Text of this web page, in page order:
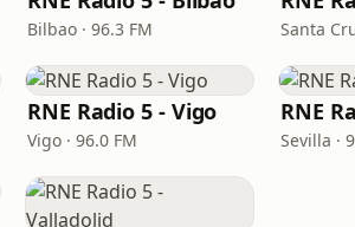
Bilbao · 96.3 FM
RNE Radio 5 - Vigo
Vigo · 96.0 FM
RNE
Sevilla ·